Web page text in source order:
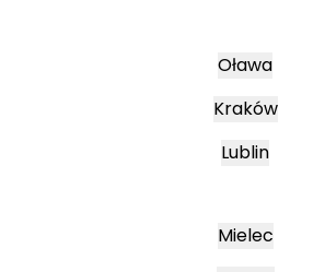
Oława
Kraków
Lublin
Mielec